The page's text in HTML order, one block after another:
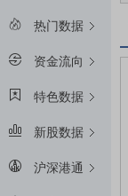
热门数据
资金流向
特色数据
新股数据
沪深港通